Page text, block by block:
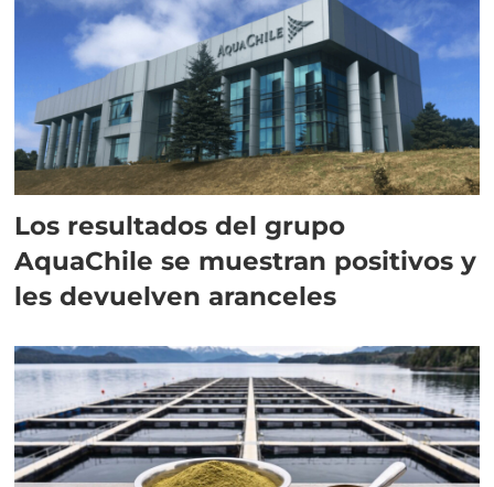
Los resultados del grupo
AquaChile se muestran positivos y
les devuelven aranceles